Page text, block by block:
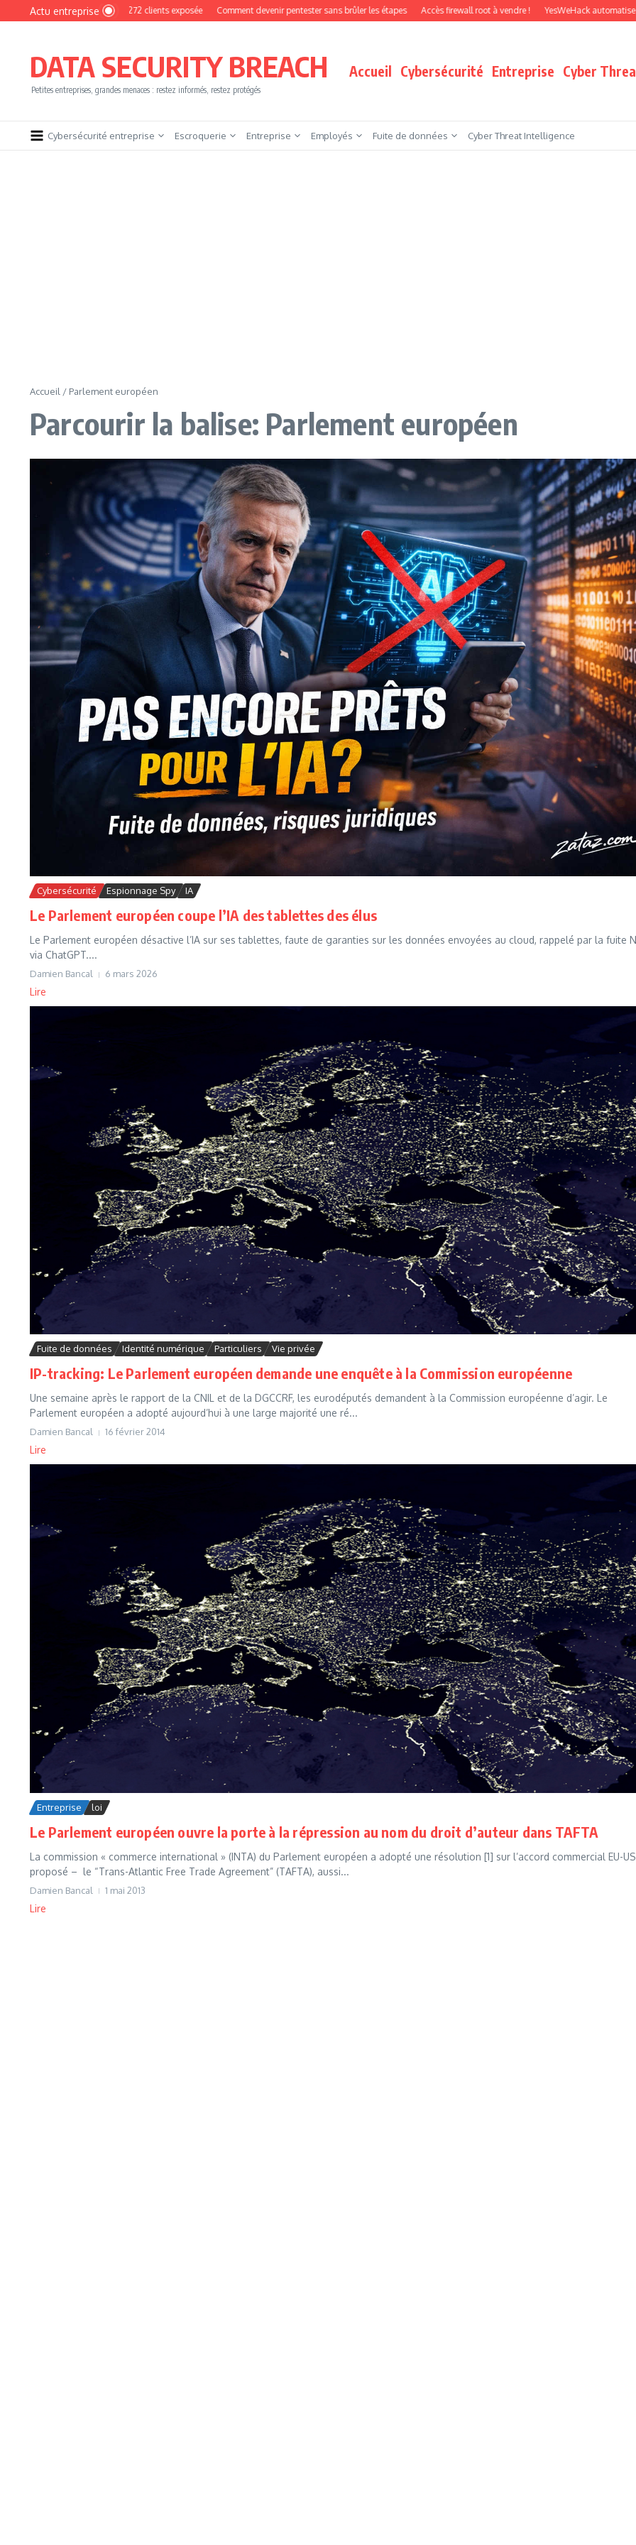
Aller au contenu
Actu entreprise
: une base de 16 272 clients exposée Comment devenir pentester sans brûler les étapes Accès firewall root à vendre ! YesWeHack automatise le pentest
DATA SECURITY BREACH
Petites entreprises, grandes menaces : restez informés, restez protégés
Accueil Cybersécurité Entreprise Cyber
Cybersécurité entreprise Escroquerie Entreprise Employés Fuite de données Cyber Threat Intelligence
Accueil / Parlement européen
Parcourir la balise: Parlement européen
Cybersécurité Espionnage Spy IA
Le Parlement européen coupe l’IA des tablettes des élus
Le Parlement européen désactive l’IA sur ses tablettes, faute de garanties sur les données envoyées au cloud, rappelé par la fuite
via ChatGPT....
Damien Bancal 6 mars 2026
Lire
Fuite de données Identité numérique Particuliers Vie privée
IP-tracking: Le Parlement européen demande une enquête à la Commission européenne
Une semaine après le rapport de la CNIL et de la DGCCRF, les eurodéputés demandent à la Commission européenne d’agir. Le
Parlement européen a adopté aujourd’hui à une large majorité une ré...
Damien Bancal 16 février 2014
Lire
Entreprise loi
Le Parlement européen ouvre la porte à la répression au nom du droit d’auteur dans TAFTA
La commission « commerce international » (INTA) du Parlement européen a adopté une résolution [1] sur l’accord commercial EU-US
proposé – le “Trans-Atlantic Free Trade Agreement” (TAFTA), aussi...
Damien Bancal 1 mai 2013
Lire